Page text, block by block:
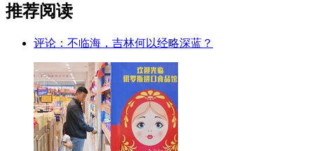
推荐阅读
评论：不临海，吉林何以经略深蓝？